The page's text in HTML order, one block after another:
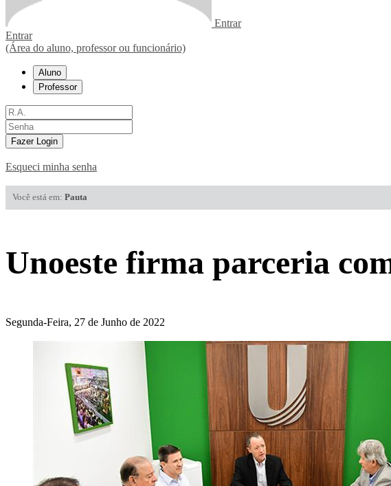
Entrar
Entrar
(Área do aluno, professor ou funcionário)
Aluno
Professor
Fazer Login
Esqueci minha senha
Você está em: Pauta
Unoeste firma parceria
Segunda-Feira, 27 de Junho de 2022